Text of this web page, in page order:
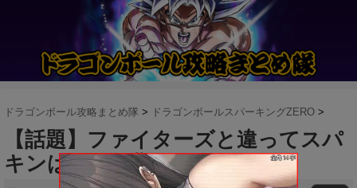
ドラゴンボール攻略まとめ隊 > ドラゴンボールスパーキングZERO >
【話題】ファイターズと違ってスパ
キンはかなり難しいよな